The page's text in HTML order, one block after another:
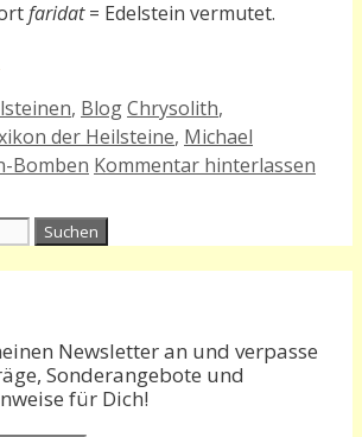
faridat= Edelstein vermutet.
, BlogSchlagwörter
Chrysolith,
der Heilsteine, Michael
Bomben Kommentar hinterlassen
Newsletter an und verpasse
Sonderangebote und
für Dich!